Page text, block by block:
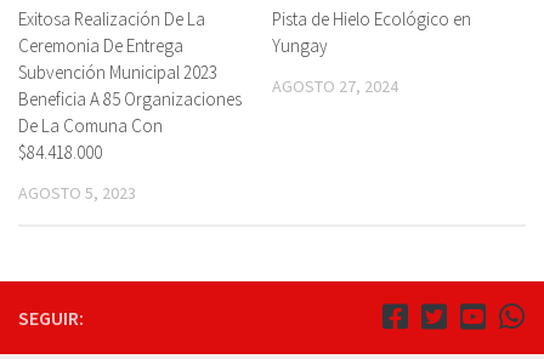
Exitosa Realización De La
Ceremonia De Entrega
Subvención Municipal 2023
Beneficia A 85 Organizaciones
De La Comuna Con
$84.418.000
AGOSTO 5, 2023
Pista de Hielo Ecológico en
Yungay
AGOSTO 27, 2024
SEGUIR: